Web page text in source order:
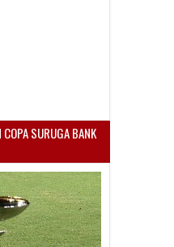
SURUGA BANK